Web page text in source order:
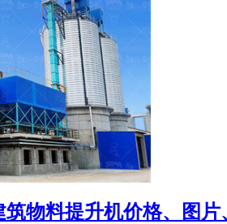
物料提升机价格、图